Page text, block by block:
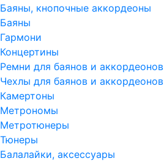
Баяны, кнопочные аккордеоны
Баяны
Гармони
Концертины
Ремни для баянов и аккордеонов
Чехлы для баянов и аккордеонов
Камертоны
Метрономы
Метротюнеры
Тюнеры
Балалайки, аксессуары